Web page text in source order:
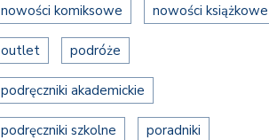
nowości komiksowe nowości książkowe
outlet podróże
podręczniki akademickie
podręczniki szkolne poradniki